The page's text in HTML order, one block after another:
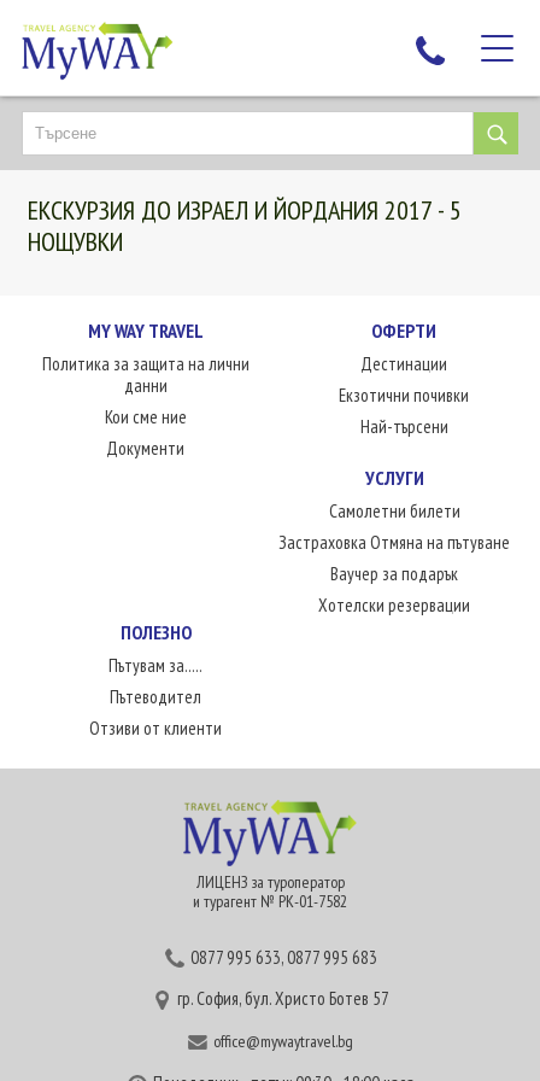
НАЙ-ТЪРСЕНИ
ДЕСТИНАЦИИ
ЕКЗОТИЧНИ ПОЧИВКИ
TAILOR MADE
НОВА ГОДИНА
ПЪТУВАЙТЕ С ДЕЦА
ЛЮБОПИТНО
ЕКСКУРЗИЯ ДО ИЗРАЕЛ И ЙОРДАНИЯ 2017 - 5
НОЩУВКИ
MY WAY TRAVEL
Политика за защита на лични
данни
Кои сме ние
Документи
ОФЕРТИ
Дестинации
Екзотични почивки
Най-търсени
УСЛУГИ
Самолетни билети
Застраховка Отмяна на пътуване
Ваучер за подарък
Хотелски резервации
ПОЛЕЗНО
Пътувам за.....
Пътеводител
Отзиви от клиенти
ЛИЦЕНЗ за туроператор
и турагент № РК-01-7582
0877 995 633,0877 995 683
гр. София, бул. Христо Ботев 57
office@mywaytravel.bg